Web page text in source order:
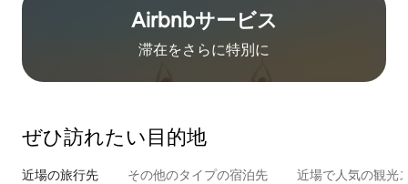
Airbnb⁠サ⁠ー⁠ビ⁠ス
滞在をさ⁠ら⁠に特⁠別⁠に
ぜひ訪⁠れ⁠た⁠い目⁠的⁠地
近場の旅行先 その他のタ⁠イ⁠プ⁠の宿⁠泊⁠先 近場で人気の観光